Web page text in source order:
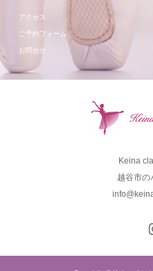
アクセス
ご予約フォーム
お問合せ
Keina
越谷市の